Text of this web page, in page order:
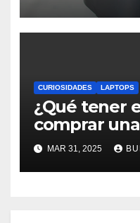
CURIOSIDADES LAPTOPS
¿Qué tener
comprar
empresa?
MAR 31, 2025